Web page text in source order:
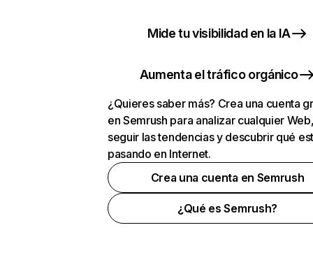
Mide tu visibilidad en la IA
Aumenta el tráfico orgánico
¿Quieres saber más? Crea una cuenta
en Semrush para analizar cualquier
seguir las tendencias y descubrir qué
pasando en Internet.
Crea una cuenta en Semrush
¿Qué es Semrush?